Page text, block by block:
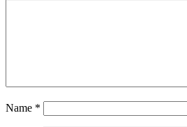
Name *